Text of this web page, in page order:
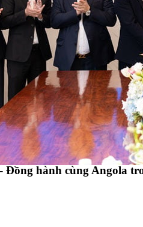
hành cùng Angola